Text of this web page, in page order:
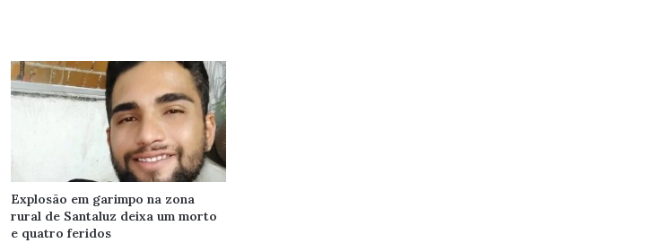
Explosão em garimpo na zona
rural de Santaluz deixa um morto
e quatro feridos